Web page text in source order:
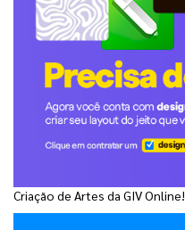
Criação de Artes da GIV Online!